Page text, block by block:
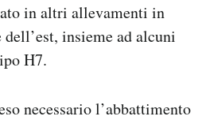
in altri allevamenti in
insieme ad alcuni
H7.
necessario l’abbattimento